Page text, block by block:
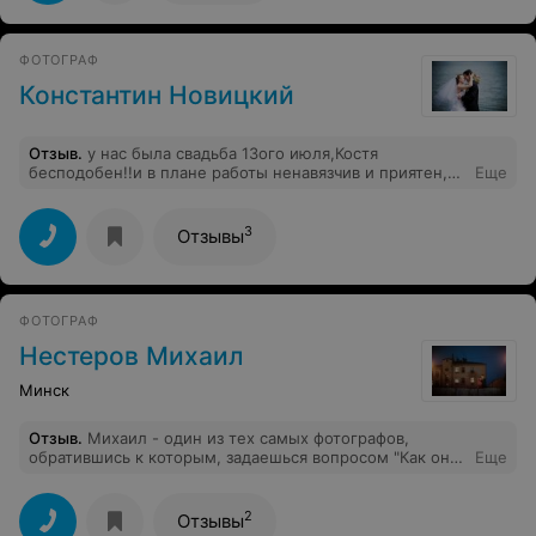
ФОТОГРАФ
Константин Новицкий
Отзыв. у нас была свадьба 13ого июля,Костя
бесподобен!!и в плане работы ненавязчив и приятен,и
естественные,нежные!даже мой теперь уже
муж,который терпеть не может
фотографироваться,выдержал 2 фотосессии!мы в
восторге!в тысячный раз пересматриваем свадебные
фотографии! огромное спасибо,Костя! Алексей и
Еще
Отзывы3
ФОТОГРАФ
Нестеров Михаил
Минск
Отзыв. Михаил - один из тех самых фотографов,
обратившись к которым, задаешься вопросом "Как он
правильно передать на фото индивидуальность и
красоту каждого человека и каждого мгновения,
Еще
Отзывы2